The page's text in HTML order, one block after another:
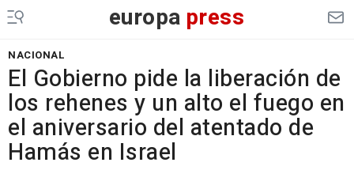
europa press
NACIONAL
El Gobierno pide la liberación de
los rehenes y un alto el fuego en
el aniversario del atentado de
Hamás en Israel